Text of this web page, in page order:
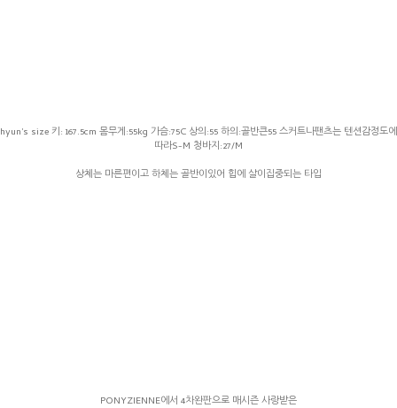
hyun's size 키: 167.5cm 몸무게:55kg 가슴:75C 상의:55 하의:골반큰55 스커트나팬츠는 텐션감정도에
따라S-M 청바지:27/M
상체는 마른편이고 하체는 골반이있어 힙에 살이집중되는 타입
PONYZIENNE에서 4차완판으로 매시즌 사랑받은